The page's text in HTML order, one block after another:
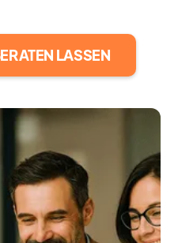
LASSEN